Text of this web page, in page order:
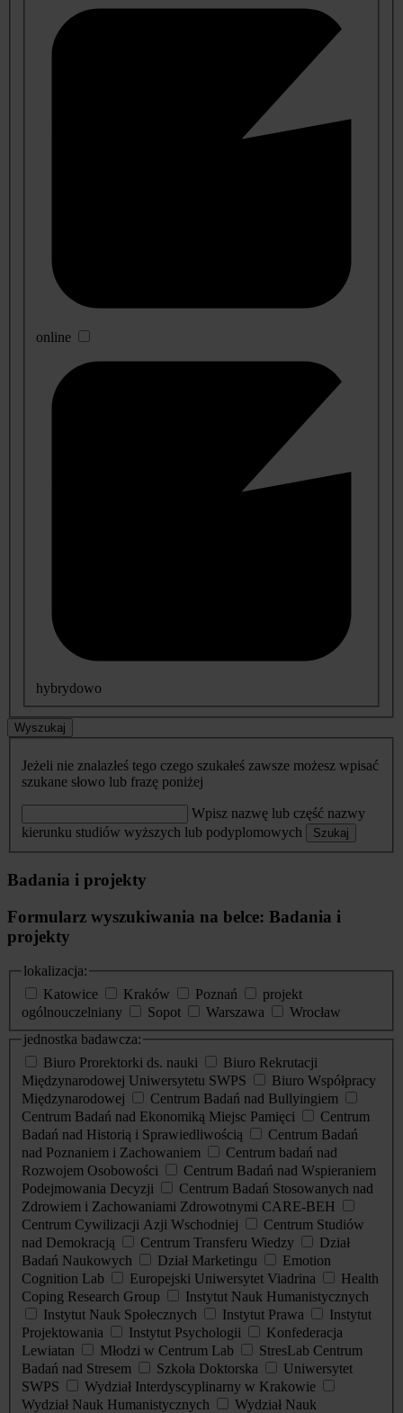
online
hybrydowo
Wyszukaj
Jeżeli nie znalazłeś tego czego szukałeś zawsze możesz wpisać
szukane słowo lub frazę poniżej
Wpisz nazwę lub część nazwy
kierunku studiów wyższych lub podyplomowych
Szukaj
Badania i projekty
Formularz wyszukiwania na belce: Badania i
projekty
lokalizacja:
Katowice
Kraków Poznań
projekt
ogólnouczelniany
Sopot Warszawa
Wrocław
jednostka badawcza:
Biuro Prorektorki ds. nauki
Biuro Rekrutacji
Międzynarodowej Uniwersytetu SWPS
Biuro Współpracy
Międzynarodowej
Centrum Badań nad Bullyingiem
Centrum Badań nad Ekonomiką Miejsc Pamięci
Centrum
Badań nad Historią i Sprawiedliwością
Centrum Badań
nad Poznaniem i Zachowaniem
Centrum badań nad
Rozwojem Osobowości
Centrum Badań nad Wspieraniem
Podejmowania Decyzji
Centrum Badań Stosowanych nad
Zdrowiem i Zachowaniami Zdrowotnymi CARE-BEH
Centrum Cywilizacji Azji Wschodniej
Centrum Studiów
nad Demokracją
Centrum Transferu Wiedzy
Dział
Badań Naukowych
Dział Marketingu
Emotion
Cognition Lab
Europejski Uniwersytet Viadrina
Health
Coping Research Group
Instytut Nauk Humanistycznych
Instytut Nauk Społecznych
Instytut Prawa
Instytut
Projektowania
Instytut Psychologii
Konfederacja
Lewiatan
Młodzi w Centrum Lab
StresLab Centrum
Badań nad Stresem
Szkoła Doktorska
Uniwersytet
SWPS
Wydział Interdyscyplinarny w Krakowie
Wydział Nauk Humanistycznych
Wydział Nauk